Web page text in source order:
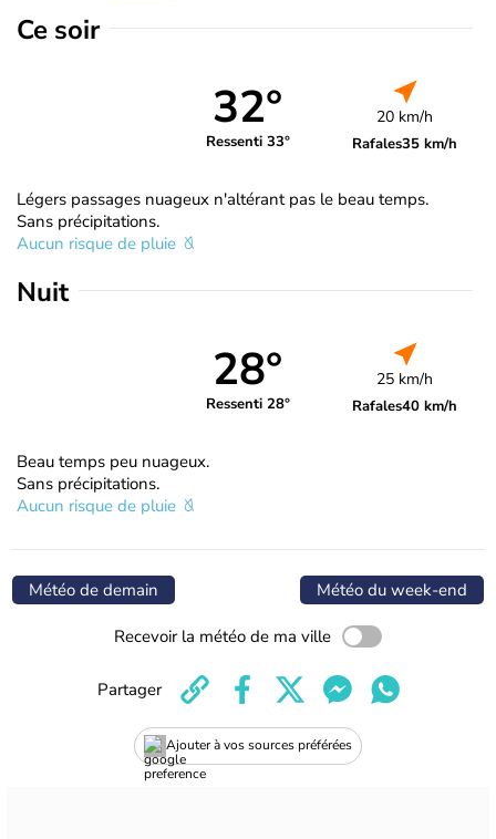
Ce soir
32°
Ressenti 33°
20 km/h
Rafales35 km/h
Légers passages nuageux n'altérant pas le beau temps.
Sans précipitations.
Aucun risque de pluie
Nuit
28°
Ressenti 28°
25 km/h
Rafales40 km/h
Beau temps peu nuageux.
Sans précipitations.
Aucun risque de pluie
Météo de demain Météo du week-end
Recevoir la météo de ma ville
Ajouter à vos sources préférées
Partager